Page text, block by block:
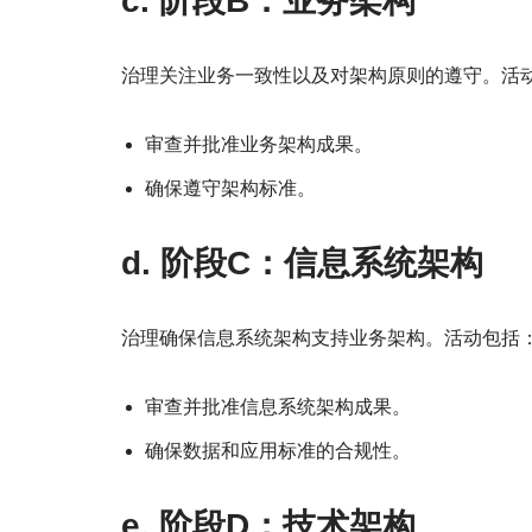
治理关注业务一致性以及对架构原则的遵守。活
审查并批准业务架构成果。
确保遵守架构标准。
d. 阶段C：信息系统架构
治理确保信息系统架构支持业务架构。活动包括：
审查并批准信息系统架构成果。
确保数据和应用标准的合规性。